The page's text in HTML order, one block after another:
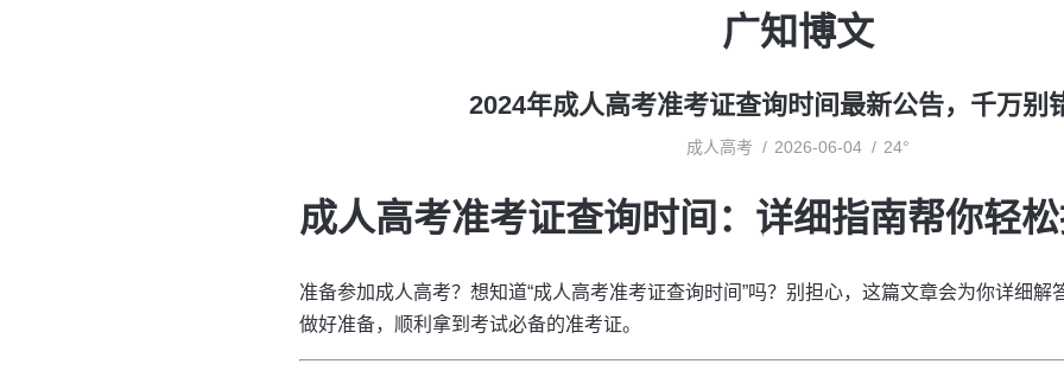
广知博文
2024年成人高考准考证查询时间最新公告，千万别
成人高考 2026-06-04 24°
成人高考准考证查询时间：详细指南帮你轻
准备参加成人高考？想知道“成人高考准考证查询时间”吗？别担心，这篇文章会为你详细解
做好准备，顺利拿到考试必备的准考证。